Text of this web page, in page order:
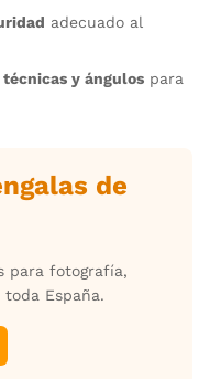
adecuado al
técnicas y ángulos para
de
para fotografía,
España.